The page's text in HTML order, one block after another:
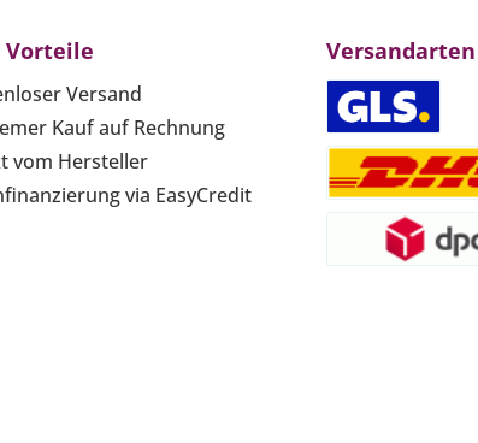
Vorteile
Versand
Kauf auf Rechnung
vom Hersteller
via EasyCredit
Versandarten